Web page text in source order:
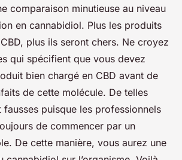
comparaison minutieuse au niveau
en cannabidiol. Plus les produits
plus ils seront chers. Ne croyez
qui spécifient que vous devez
bien chargé en CBD avant de
de cette molécule. De telles
puisque les professionnels
de commencer par un
De cette manière, vous aurez une